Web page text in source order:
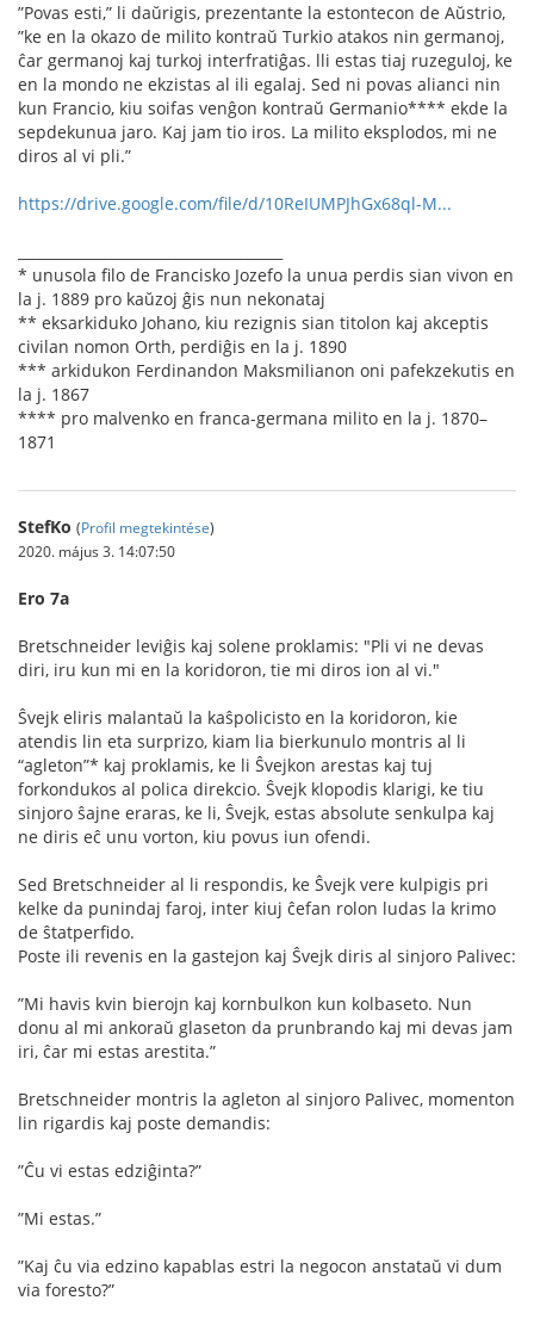
”Povas esti,” li daŭrigis, prezentante la estontecon de Aŭstrio,
”ke en la okazo de milito kontraŭ Turkio atakos nin germanoj,
ĉar germanoj kaj turkoj interfratiĝas. lli estas tiaj ruzeguloj, ke
en la mondo ne ekzistas al ili egalaj. Sed ni povas alianci nin
kun Francio, kiu soifas venĝon kontraŭ Germanio**** ekde la
sepdekunua jaro. Kaj jam tio iros. La milito eksplodos, mi ne
diros al vi pli.”
https://drive.google.com/file/d/10ReIUMPJhGx68ql-M...
* unusola ﬁlo de Francisko Jozefo la unua perdis sian vivon en
la j. 1889 pro kaŭzoj ĝis nun nekonataj
** eksarkiduko Johano, kiu rezignis sian titolon kaj akceptis
civilan nomon Orth, perdiĝis en la j. 1890
*** arkidukon Ferdinandon Maksmilianon oni pafekzekutis en
la j. 1867
**** pro malvenko en franca-germana milito en la j. 1870–
1871
StefKo (Profil megtekintése)
2020. május 3. 14:07:50
Ero 7a
Bretschneider leviĝis kaj solene proklamis: "Pli vi ne devas
diri, iru kun mi en la koridoron, tie mi diros ion al vi."
Ŝvejk eliris malantaŭ la kaŝpolicisto en la koridoron, kie
atendis lin eta surprizo, kiam lia bierkunulo montris al li
“agleton”* kaj proklamis, ke li Ŝvejkon arestas kaj tuj
forkondukos al polica direkcio. Ŝvejk klopodis klarigi, ke tiu
sinjoro ŝajne eraras, ke li, Ŝvejk, estas absolute senkulpa kaj
ne diris eĉ unu vorton, kiu povus iun ofendi.
Sed Bretschneider al li respondis, ke Ŝvejk vere kulpigis pri
kelke da punindaj faroj, inter kiuj ĉefan rolon ludas la krimo
de ŝtatperﬁdo.
Poste ili revenis en la gastejon kaj Ŝvejk diris al sinjoro Palivec:
”Mi havis kvin bierojn kaj kornbulkon kun kolbaseto. Nun
donu al mi ankoraŭ glaseton da prunbrando kaj mi devas jam
iri, ĉar mi estas arestita.”
Bretschneider montris la agleton al sinjoro Palivec, momenton
lin rigardis kaj poste demandis:
”Ĉu vi estas edziĝinta?”
”Mi estas.”
”Kaj ĉu via edzino kapablas estri la negocon anstataŭ vi dum
via foresto?”